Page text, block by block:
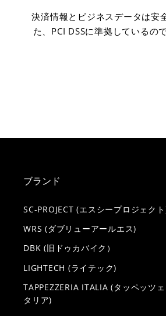
決済情報とビジネスデータは安
た、PCI DSSに準拠しているの
ブランド
SC-PROJECT (エスシープロジェク
WRS (ダブリューアールエス)
DBK (旧ドゥカバイク）
LIGHTECH (ライテック)
TAPPEZZERIA ITALIA (タッペッツ
タリア)